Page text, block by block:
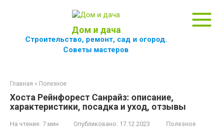
Дом и дача
Строительство, ремонт, сад и огород.
Советы мастеров
Главная » Полезное
Хоста Рейнфорест Санрайз: описание,
характеристики, посадка и уход, отзывы
На чтение: 7 мин Опубликовано: 17.12.2023 Полезное